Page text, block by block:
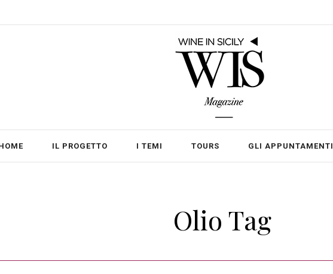
IL PROGETTO I TEMI TOURS GLI APPUNTAMENTI
Olio Tag